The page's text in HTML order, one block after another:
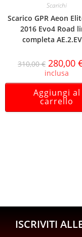
Scarichi
Scarico GPR Aeon
2016 Evo4 Road
completa
310,00€ 280,00
inclusa
Aggiungi al
carrello
ISCRIVITI